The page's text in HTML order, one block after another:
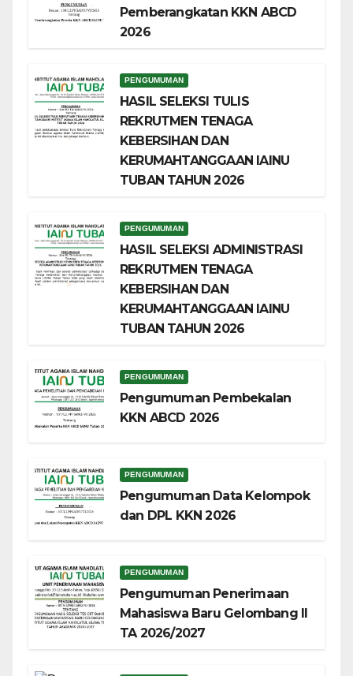
Pemberangkatan KKN ABCD
2026
PENGUMUMAN
HASIL SELEKSI TULIS
REKRUTMEN TENAGA
KEBERSIHAN DAN
KERUMAHTANGGAAN IAINU
TUBAN TAHUN 2026
PENGUMUMAN
HASIL SELEKSI ADMINISTRASI
REKRUTMEN TENAGA
KEBERSIHAN DAN
KERUMAHTANGGAAN IAINU
TUBAN TAHUN 2026
PENGUMUMAN
Pengumuman Pembekalan
KKN ABCD 2026
PENGUMUMAN
Pengumuman Data Kelompok
dan DPL KKN 2026
PENGUMUMAN
Pengumuman Penerimaan
Mahasiswa Baru Gelombang II
TA 2026/2027